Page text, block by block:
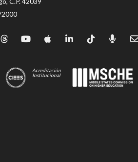
Acreditación
Institucional